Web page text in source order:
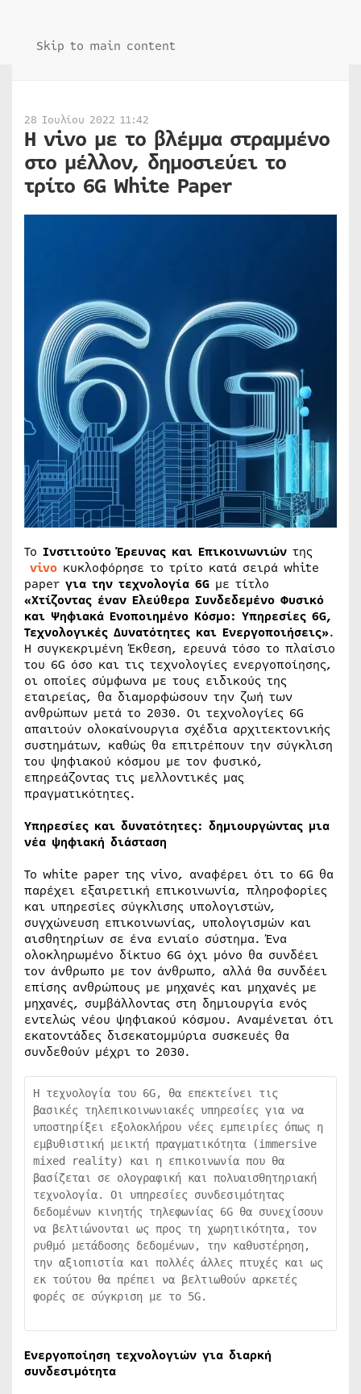
Skip to main content
28 Ιουλίου 2022 11:42
Η vivo με το βλέμμα στραμμένο
στο μέλλον, δημοσιεύει το
τρίτο 6G White Paper
Το Ινστιτούτο Έρευνας και Επικοινωνιών της
vivo κυκλοφόρησε το τρίτο κατά σειρά white
paper για την τεχνολογία 6G με τίτλο
«Χτίζοντας έναν Ελεύθερα Συνδεδεμένο Φυσικό
και Ψηφιακά Ενοποιημένο Κόσμο: Υπηρεσίες 6G,
Τεχνολογικές Δυνατότητες και Ενεργοποιήσεις».
Η συγκεκριμένη Έκθεση, ερευνά τόσο το πλαίσιο
του 6G όσο και τις τεχνολογίες ενεργοποίησης,
οι οποίες σύμφωνα με τους ειδικούς της
εταιρείας, θα διαμορφώσουν την ζωή των
ανθρώπων μετά το 2030. Οι τεχνολογίες 6G
απαιτούν ολοκαίνουργια σχέδια αρχιτεκτονικής
συστημάτων, καθώς θα επιτρέπουν την σύγκλιση
του ψηφιακού κόσμου με τον φυσικό,
επηρεάζοντας τις μελλοντικές μας
πραγματικότητες.
Υπηρεσίες και δυνατότητες: δημιουργώντας μια
νέα ψηφιακή διάσταση
Το white paper της vivo, αναφέρει ότι το 6G θα
παρέχει εξαιρετική επικοινωνία, πληροφορίες
και υπηρεσίες σύγκλισης υπολογιστών,
συγχώνευση επικοινωνίας, υπολογισμών και
αισθητηρίων σε ένα ενιαίο σύστημα. Ένα
ολοκληρωμένο δίκτυο 6G όχι μόνο θα συνδέει
τον άνθρωπο με τον άνθρωπο, αλλά θα συνδέει
επίσης ανθρώπους με μηχανές και μηχανές με
μηχανές, συμβάλλοντας στη δημιουργία ενός
εντελώς νέου ψηφιακού κόσμου. Αναμένεται ότι
εκατοντάδες δισεκατομμύρια συσκευές θα
συνδεθούν μέχρι το 2030.
Η τεχνολογία του 6G, θα επεκτείνει τις
βασικές τηλεπικοινωνιακές υπηρεσίες για να
υποστηρίξει εξολοκλήρου νέες εμπειρίες όπως η
εμβυθιστική μεικτή πραγματικότητα (immersive
mixed reality) και η επικοινωνία που θα
βασίζεται σε ολογραφική και πολυαισθητηριακή
τεχνολογία. Οι υπηρεσίες συνδεσιμότητας
δεδομένων κινητής τηλεφωνίας 6G θα συνεχίσουν
να βελτιώνονται ως προς τη χωρητικότητα, τον
ρυθμό μετάδοσης δεδομένων, την καθυστέρηση,
την αξιοπιστία και πολλές άλλες πτυχές και ως
εκ τούτου θα πρέπει να βελτιωθούν αρκετές
φορές σε σύγκριση με το 5G.
Ενεργοποίηση τεχνολογιών για διαρκή
συνδεσιμότητα